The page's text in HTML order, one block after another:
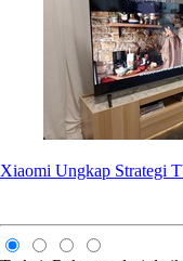
Xiaomi Ungkap Strategi